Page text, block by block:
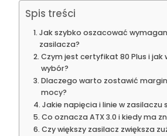
Spis treści
Jak szybko oszacować
zasilacza?
Czym jest certyfikat 80 Plus i jak
wybór?
Dlaczego warto zostawić
mocy?
Jakie napięcia i linie w zasilaczu
Co oznacza ATX 3.0 i kiedy ma
Czy większy zasilacz zwiększa